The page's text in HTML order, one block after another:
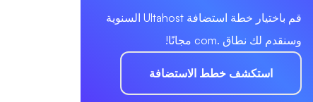
قم باختيار خطة استضافة Ultahost السنوية
وسنقدم لك نطاق .com مجانًا!
استكشف خطط الاستضافة